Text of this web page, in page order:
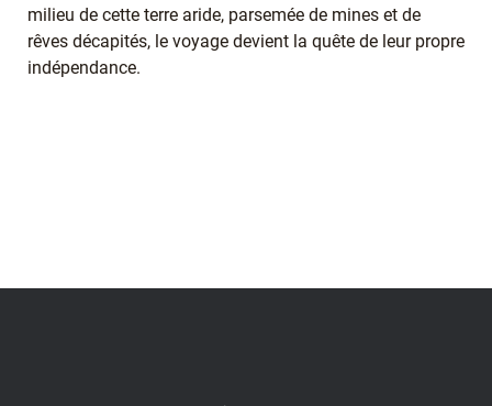
milieu de cette terre aride, parsemée de mines et de
rêves décapités, le voyage devient la quête de leur propre
indépendance.